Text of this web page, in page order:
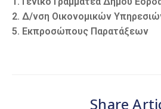
2. Δ/νση Οικονομικών
5. Εκπροσώπους Παρατάξεων
Share